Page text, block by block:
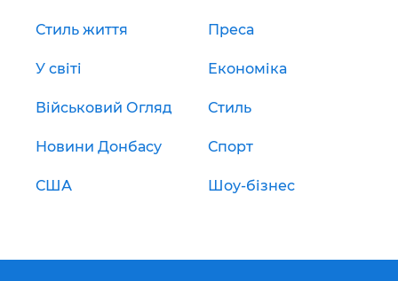
Стиль життя Преса
У світі Економіка
Військовий Огляд Стиль
Новини Донбасу Спорт
США Шоу-бізнес